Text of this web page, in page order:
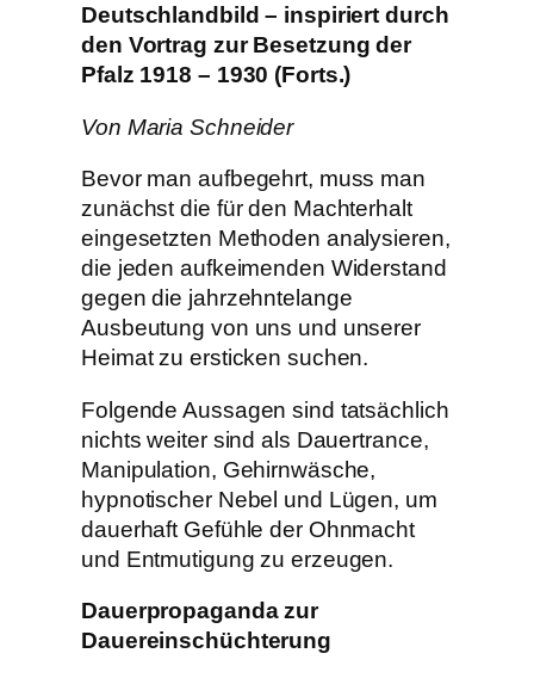
Deutschlandbild – inspiriert durch
den Vortrag zur Besetzung der
Pfalz 1918 – 1930 (Forts.)
Von Maria Schneider
Bevor man aufbegehrt, muss man
zunächst die für den Machterhalt
eingesetzten Methoden analysieren,
die jeden aufkeimenden Widerstand
gegen die jahrzehntelange
Ausbeutung von uns und unserer
Heimat zu ersticken suchen.
Folgende Aussagen sind tatsächlich
nichts weiter sind als Dauertrance,
Manipulation, Gehirnwäsche,
hypnotischer Nebel und Lügen, um
dauerhaft Gefühle der Ohnmacht
und Entmutigung zu erzeugen.
Dauerpropaganda zur
Dauereinschüchterung